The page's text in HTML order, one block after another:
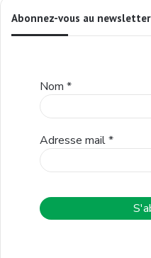
Abonnez-vous au newsletter
Nom *
Adresse mail*